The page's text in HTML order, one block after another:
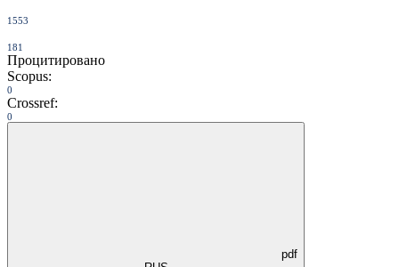
1553
181
Процитировано
Scopus:
0
Crossref:
0
pdf